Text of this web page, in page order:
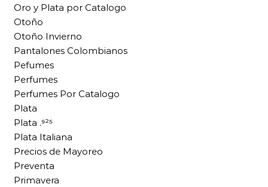
Oro y Plata por Catalogo
Otoño
Otoño Invierno
Pantalones Colombianos
Pefumes
Perfumes
Perfumes Por Catalogo
Plata
Plata .⁹²⁵
Plata Italiana
Precios de Mayoreo
Preventa
Primavera